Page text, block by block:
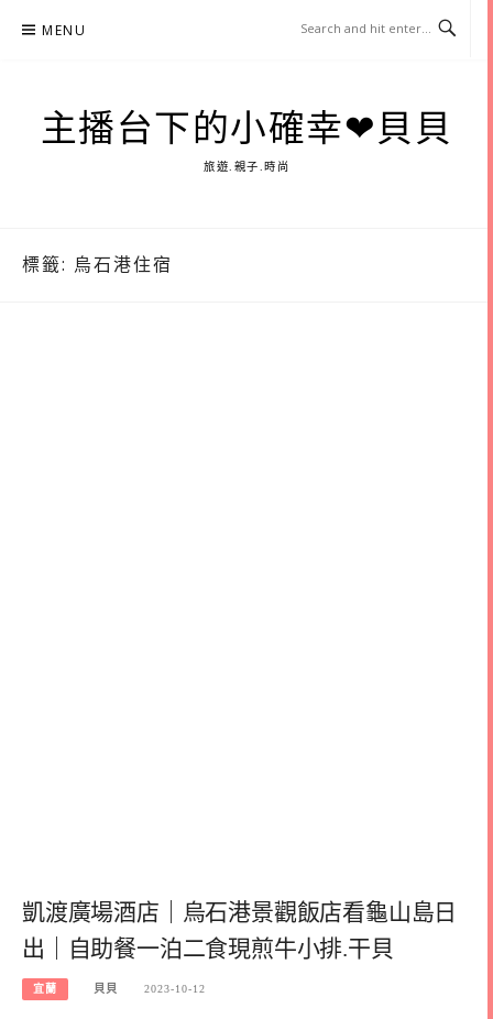
MENU
主播台下的小確幸❤貝貝
旅遊.親子.時尚
標籤: 烏石港住宿
凱渡廣場酒店｜烏石港景觀飯店看龜山島日
出｜自助餐一泊二食現煎牛小排.干貝
宜蘭 貝貝 2023-10-12